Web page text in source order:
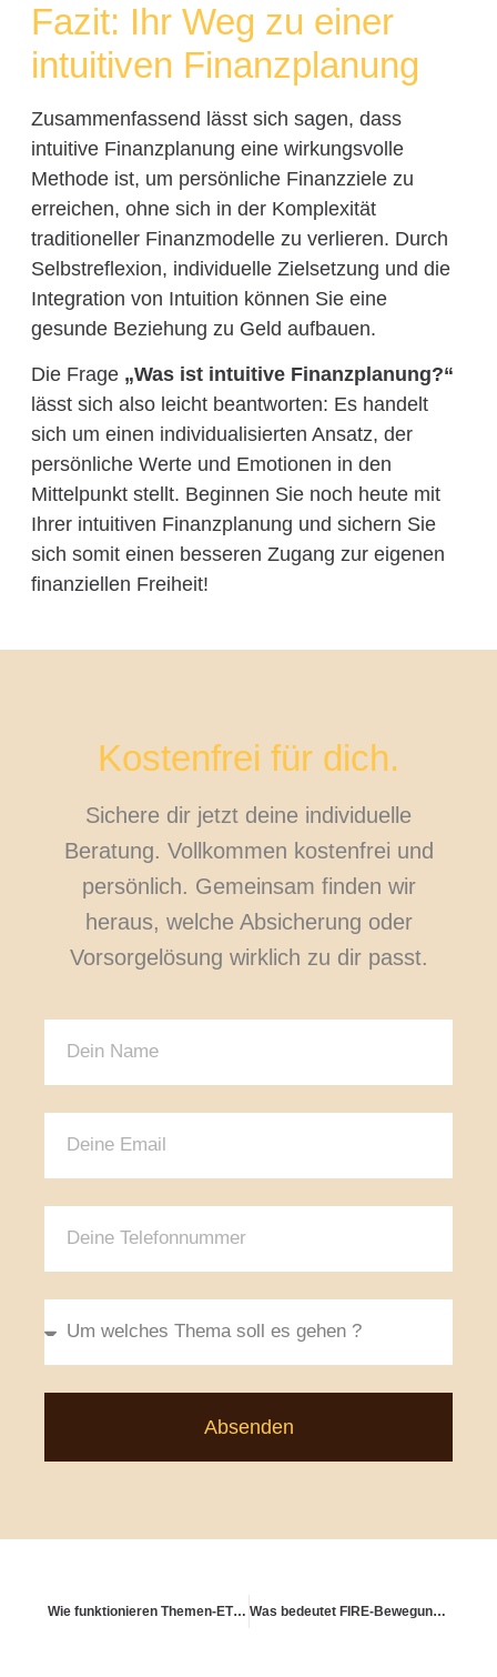
Fazit: Ihr Weg zu einer
intuitiven Finanzplanung
Zusammenfassend lässt sich sagen, dass
intuitive Finanzplanung eine wirkungsvolle
Methode ist, um persönliche Finanzziele zu
erreichen, ohne sich in der Komplexität
traditioneller Finanzmodelle zu verlieren. Durch
Selbstreflexion, individuelle Zielsetzung und die
Integration von Intuition können Sie eine
gesunde Beziehung zu Geld aufbauen.
Die Frage „Was ist intuitive Finanzplanung?“
lässt sich also leicht beantworten: Es handelt
sich um einen individualisierten Ansatz, der
persönliche Werte und Emotionen in den
Mittelpunkt stellt. Beginnen Sie noch heute mit
Ihrer intuitiven Finanzplanung und sichern Sie
sich somit einen besseren Zugang zur eigenen
finanziellen Freiheit!
Kostenfrei für dich.
Sichere dir jetzt deine individuelle
Beratung. Vollkommen kostenfrei und
persönlich. Gemeinsam finden wir
heraus, welche Absicherung oder
Vorsorgelösung wirklich zu dir passt.
Absenden
Wie funktionieren Themen-ETFs – und was haben sie mit Zukunftsvorsorge zu tun? Was bedeutet FIRE-Bewegung – und was steckt dahinter?